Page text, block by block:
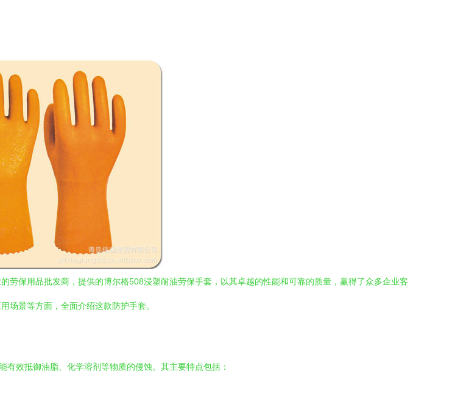
劳保用品批发商，提供的博尔格508浸塑耐油劳保手套，以其卓越的性能和可靠的质量，赢得了众多企业客
场景等方面，全面介绍这款防护手套。
效抵御油脂、化学溶剂等物质的侵蚀。其主要特点包括：